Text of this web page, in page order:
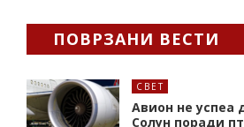
ПОВРЗАНИ ВЕСТИ
СВЕТ
Авион не успеа
Солун поради